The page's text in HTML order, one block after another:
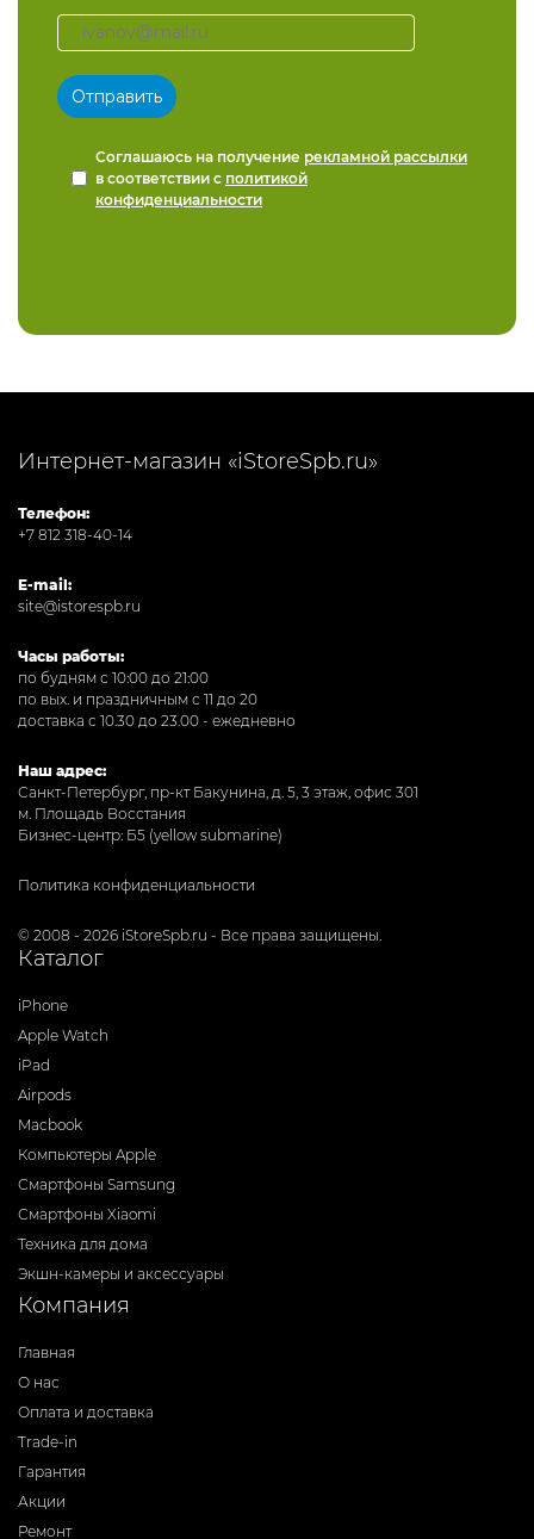
Соглашаюсь на получение рекламной рассылки
в соответствии с политикой
конфиденциальности
Интернет-магазин «iStoreSpb.ru»
Телефон:
+7 812 318-40-14
E-mail:
site@istorespb.ru
Часы работы:
по будням с 10:00 до 21:00
по вых. и праздничным с 11 до 20
доставка с 10.30 до 23.00 - ежедневно
Наш адрес:
Санкт-Петербург, пр-кт Бакунина, д. 5, 3 этаж, офис 301
м. Площадь Восстания
Бизнес-центр: Б5 (yellow submarine)
Политика конфиденциальности
© 2008 - 2026 iStoreSpb.ru - Все права защищены.
Каталог
iPhone
Apple Watch
iPad
Airpods
Macbook
Компьютеры Apple
Смартфоны Samsung
Смартфоны Xiaomi
Техника для дома
Экшн-камеры и аксессуары
Компания
Главная
О нас
Оплата и доставка
Trade-in
Гарантия
Акции
Ремонт